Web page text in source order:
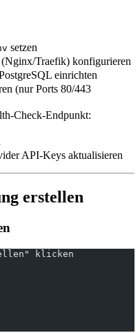
setzen
Traefik) konfigurieren
einrichten
(nur Ports 80/443
Check-Endpunkt:
API-Keys aktualisieren
erstellen
klicken